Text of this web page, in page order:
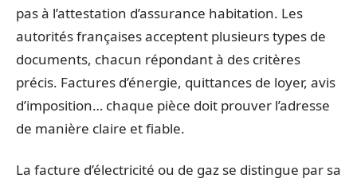
pas à l’attestation d’assurance habitation. Les
autorités françaises acceptent plusieurs types de
documents, chacun répondant à des critères
précis. Factures d’énergie, quittances de loyer, avis
d’imposition… chaque pièce doit prouver l’adresse
de manière claire et fiable.
La facture d’électricité ou de gaz se distingue par sa